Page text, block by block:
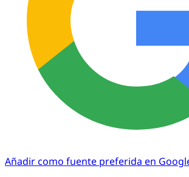
Añadir como fuente preferida en